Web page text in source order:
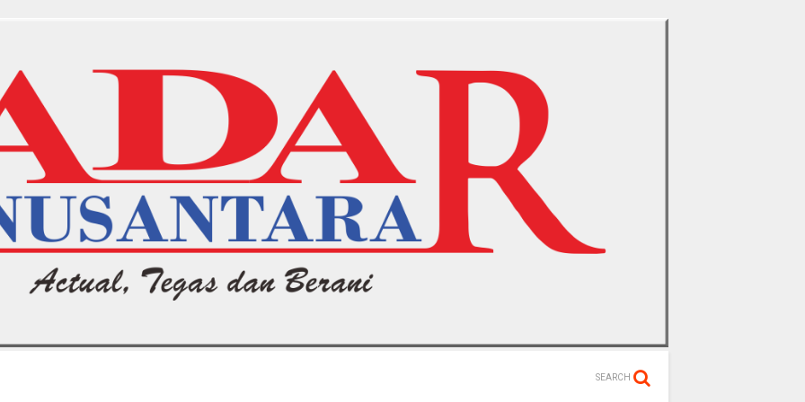
SEARCH